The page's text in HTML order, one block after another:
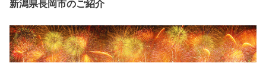
新潟県長岡市のご紹介